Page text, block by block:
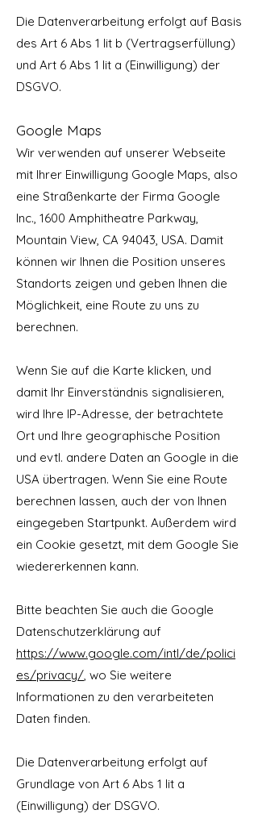
Die Datenverarbeitung erfolgt auf Basis
des Art 6 Abs 1 lit b (Vertragserfüllung)
und Art 6 Abs 1 lit a (Einwilligung) der
DSGVO.
Google Maps
Wir verwenden auf unserer Webseite
mit Ihrer Einwilligung Google Maps, also
eine Straßenkarte der Firma Google
Inc., 1600 Amphitheatre Parkway,
Mountain View, CA 94043, USA. Damit
können wir Ihnen die Position unseres
Standorts zeigen und geben Ihnen die
Möglichkeit, eine Route zu uns zu
berechnen.
Wenn Sie auf die Karte klicken, und
damit Ihr Einverständnis signalisieren,
wird Ihre IP-Adresse, der betrachtete
Ort und Ihre geographische Position
und evtl. andere Daten an Google in die
USA übertragen. Wenn Sie eine Route
berechnen lassen, auch der von Ihnen
eingegeben Startpunkt. Außerdem wird
ein Cookie gesetzt, mit dem Google Sie
wiedererkennen kann.
Bitte beachten Sie auch die Google
Datenschutzerklärung auf
https://www.google.com/intl/de/polici
es/privacy/, wo Sie weitere
Informationen zu den verarbeiteten
Daten finden.
Die Datenverarbeitung erfolgt auf
Grundlage von Art 6 Abs 1 lit a
(Einwilligung) der DSGVO.